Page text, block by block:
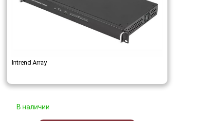
Intrend Array
В наличии